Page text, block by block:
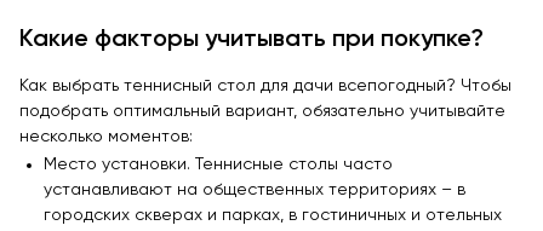
Какие факторы учитывать при покупке?
Как выбрать теннисный стол для дачи всепогодный? Чтобы
подобрать оптимальный вариант, обязательно учитывайте
несколько моментов:
Место установки. Теннисные столы часто
устанавливают на общественных территориях – в
городских скверах и парках, в гостиничных и отельных